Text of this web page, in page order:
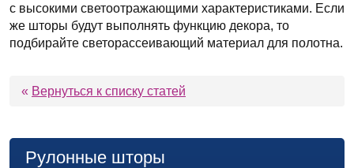
Рулонные шторы
с высокими светоотражающими характеристиками. Если
же шторы будут выполнять функцию декора, то
подбирайте светорассеивающий материал для полотна.
« Вернуться к списку статей